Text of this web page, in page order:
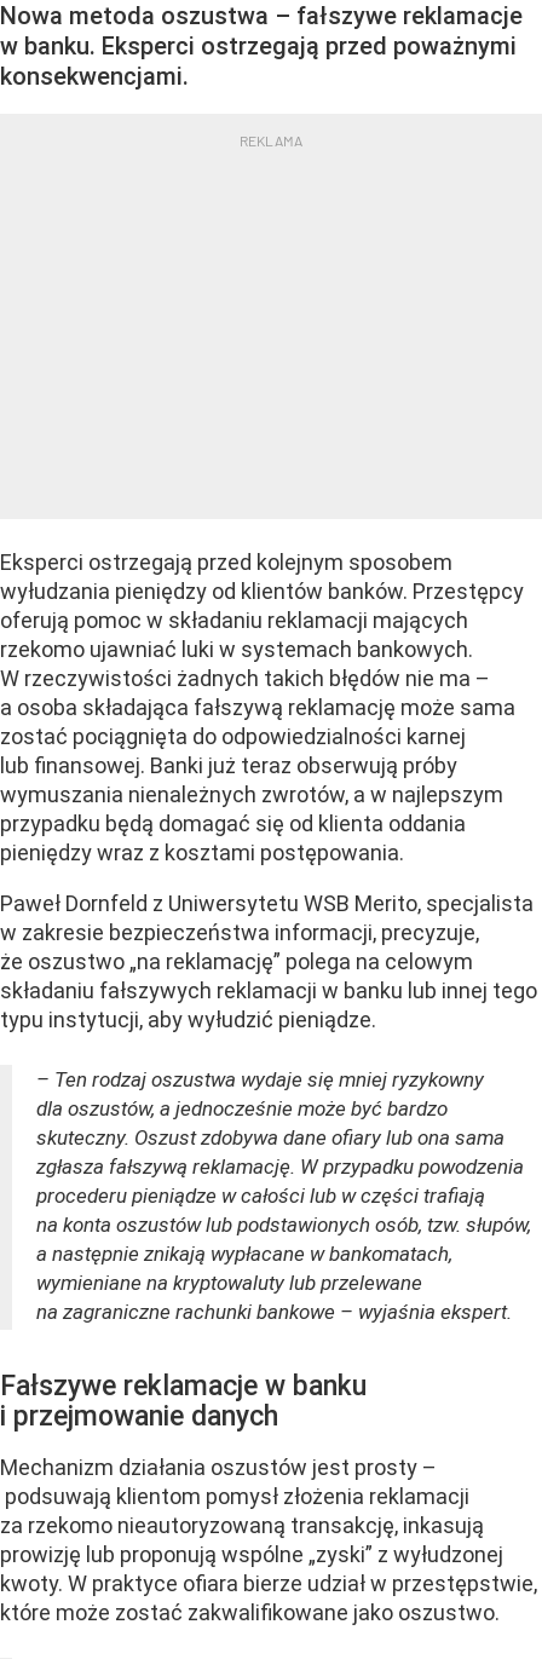
Nowa metoda oszustwa – fałszywe reklamacje
w banku. Eksperci ostrzegają przed poważnymi
konsekwencjami.
Eksperci ostrzegają przed kolejnym sposobem
wyłudzania pieniędzy od klientów banków. Przestępcy
oferują pomoc w składaniu reklamacji mających
rzekomo ujawniać luki w systemach bankowych.
W rzeczywistości żadnych takich błędów nie ma –
a osoba składająca fałszywą reklamację może sama
zostać pociągnięta do odpowiedzialności karnej
lub finansowej. Banki już teraz obserwują próby
wymuszania nienależnych zwrotów, a w najlepszym
przypadku będą domagać się od klienta oddania
pieniędzy wraz z kosztami postępowania.
Paweł Dornfeld z Uniwersytetu WSB Merito, specjalista
w zakresie bezpieczeństwa informacji, precyzuje,
że oszustwo „na reklamację” polega na celowym
składaniu fałszywych reklamacji w banku lub innej tego
typu instytucji, aby wyłudzić pieniądze.
– Ten rodzaj oszustwa wydaje się mniej ryzykowny
dla oszustów, a jednocześnie może być bardzo
skuteczny. Oszust zdobywa dane ofiary lub ona sama
zgłasza fałszywą reklamację. W przypadku powodzenia
procederu pieniądze w całości lub w części trafiają
na konta oszustów lub podstawionych osób, tzw. słupów,
a następnie znikają wypłacane w bankomatach,
wymieniane na kryptowaluty lub przelewane
na zagraniczne rachunki bankowe – wyjaśnia ekspert.
Fałszywe reklamacje w banku
i przejmowanie danych
Mechanizm działania oszustów jest prosty –
podsuwają klientom pomysł złożenia reklamacji
za rzekomo nieautoryzowaną transakcję, inkasują
prowizję lub proponują wspólne „zyski” z wyłudzonej
kwoty. W praktyce ofiara bierze udział w przestępstwie,
które może zostać zakwalifikowane jako oszustwo.